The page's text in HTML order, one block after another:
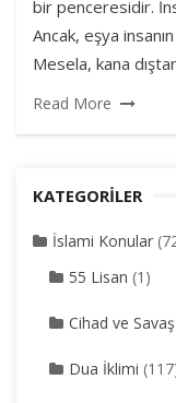
bir penceresidir.
Ancak, eşya
Mesela, kana
Read More
KATEGORILER
İslami Konular
55 Lisan (1)
Cihad ve Savaş
Dua İklimi